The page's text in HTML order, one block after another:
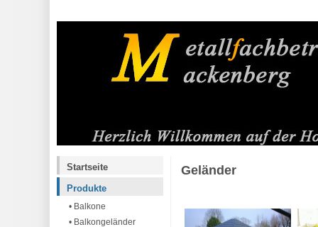
Startseite
Produkte
• Balkone
• Balkongeländer
Geländer